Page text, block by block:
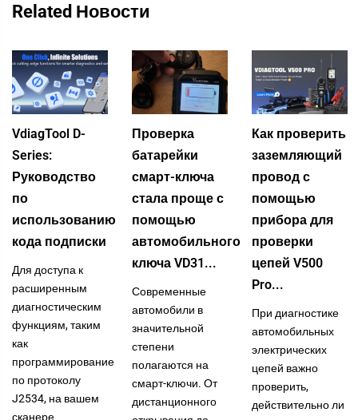
Related Новости
VdiagTool D-
Series:
Руководство
по
использованию
кода подписки
Для доступа к
расширенным
диагностическим
функциям, таким
как
программирование
по протоколу
J2534, на вашем
сканере
Проверка
батарейки
смарт-ключа
стала проще с
помощью
автомобильного
ключа VD31...
Современные
автомобили в
значительной
степени
полагаются на
смарт-ключи. От
дистанционного
Как проверить
заземляющий
провод с
помощью
прибора для
проверки
цепей V500
Pro...
При диагностике
автомобильных
электрических
цепей важно
проверить,
действительно ли